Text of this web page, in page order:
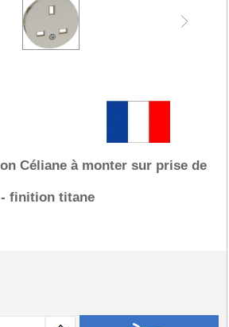
Céliane à monter sur prise de
- finition titane